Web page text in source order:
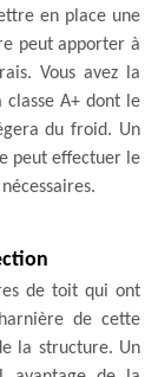
en place une
peut apporter à
Vous avez la
A+ dont le
du froid. Un
peut effectuer le
de toit qui ont
de cette
la structure. Un